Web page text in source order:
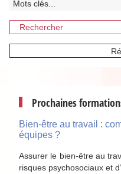
Rechercher
Prochaines
Bien-être au travail :
équipes ?
Assurer le bien-être au
risques psychosociaux et